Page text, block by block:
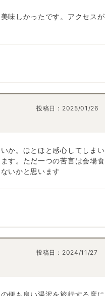
味しかったです。アクセスが
投稿日： 2025/01/26
か。ほとほと感心してしまい
す。ただ一つの苦言は会場食
いかと思います
投稿日： 2024/11/27